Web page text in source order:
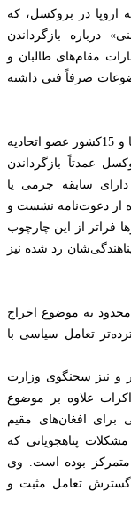
اروپا در بروکسل، که
درباره بازگرداندن
مقام‌های طالبان و
صرفاً فنی داشته
در این نشست که با حضور نمایندگان کمیسیون اروپا و 15کشور عضو اتحادیه
عمدتاً بازگرداندن
سابقه جرمی یا
از دعوت‌نامه نشست و
فراتر از این چارچوب
رد شده نیز
محدود به موضوع اخراج
تعامل سیاسی با
و نیز سخنگوی وزارت
علاوه بر موضوع
برای افغان‌های مقیم
پناهجویانی که
بوده است. وی
گسترش تعامل مثبت و